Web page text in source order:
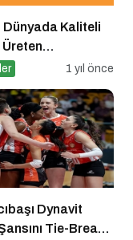
Dünyada Kaliteli
Neden1 yıl önce
Dynavit
Tie-Break